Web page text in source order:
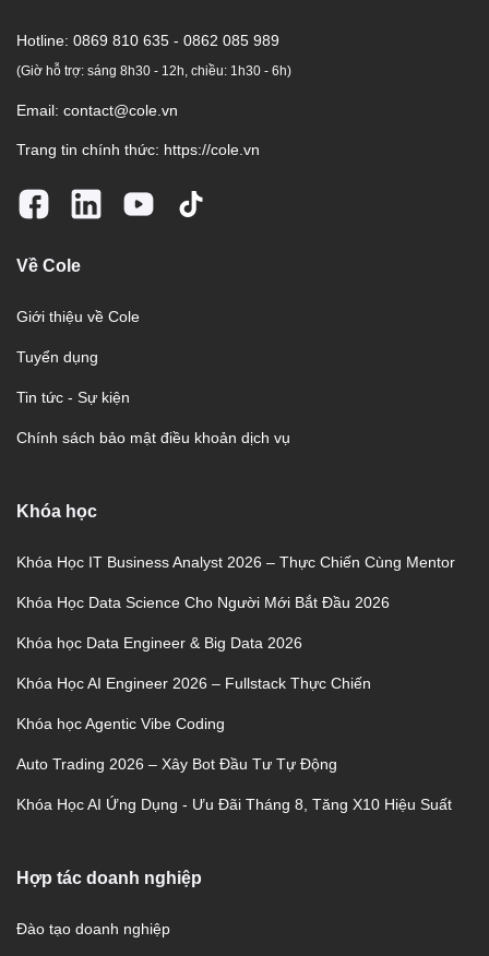
Hotline: 0869 810 635 - 0862 085 989
(Giờ hỗ trợ: sáng 8h30 - 12h, chiều: 1h30 - 6h)
Email: contact@cole.vn
Trang tin chính thức: https://cole.vn
Về Cole
Giới thiệu về Cole
Tuyển dụng
Tin tức - Sự kiện
Chính sách bảo mật điều khoản dịch vụ
Khóa học
Khóa Học IT Business Analyst 2026 – Thực Chiến Cùng Mentor
Khóa Học Data Science Cho Người Mới Bắt Đầu 2026
Khóa học Data Engineer & Big Data 2026
Khóa Học AI Engineer 2026 – Fullstack Thực Chiến
Khóa học Agentic Vibe Coding
Auto Trading 2026 – Xây Bot Đầu Tư Tự Động
Khóa Học AI Ứng Dụng - Ưu Đãi Tháng 8, Tăng X10 Hiệu Suất
Hợp tác doanh nghiệp
Đào tạo doanh nghiệp